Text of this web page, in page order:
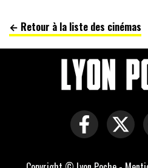
← Retour à la liste des cinémas